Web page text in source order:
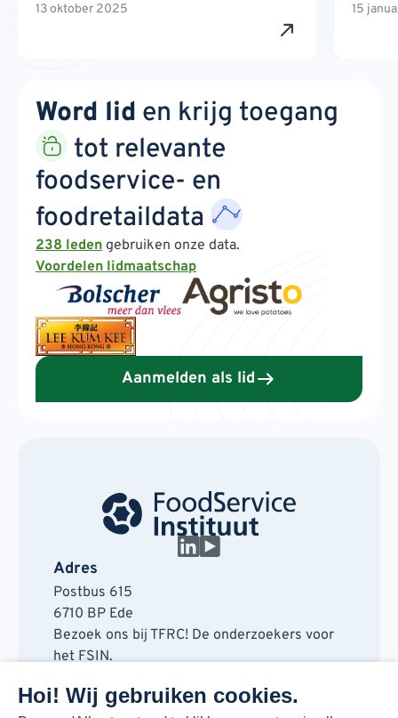
Hoi! Wij gebruiken cookies.
13 oktober 2025 15
Word lid en krijg toegang
tot relevante
foodservice- en
foodretaildata
238 leden gebruiken onze data.
Voordelen lidmaatschap
Aanmelden als lid
Adres
Postbus 615
6710 BP Ede
Bezoek ons bij TFRC! De onderzoekers voor
het FSIN.
6717 LT Ede